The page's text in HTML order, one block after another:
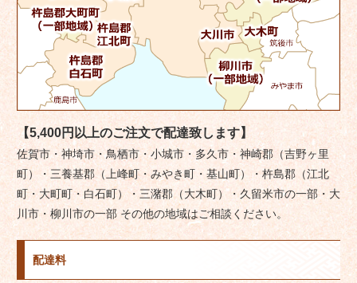
【5,400円以上のご注文で配達致します】
佐賀市・神埼市・鳥栖市・小城市・多久市・神崎郡（吉野ヶ里
町）・三養基郡（上峰町・みやき町・基山町）・杵島郡（江北
町・大町町・白石町）・三潴郡（大木町）・久留米市の一部・大
川市・柳川市の一部 その他の地域はご相談ください。
配達料